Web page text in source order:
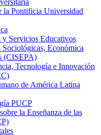
la Pontificia Universidad
y Servicios Educativos
Económica
(CISEPA)
Tecnología e Innovación
de América Latina
PUCP
la Enseñanza de las